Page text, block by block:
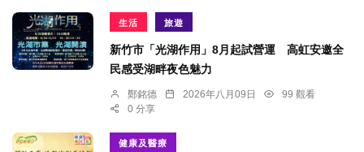
生活 旅遊
新竹市「光湖作用」8月起試營運 高虹安邀全
民感受湖畔夜色魅力
鄭銘德 2026年八月09日
99 觀看
0 分享
健康及醫療